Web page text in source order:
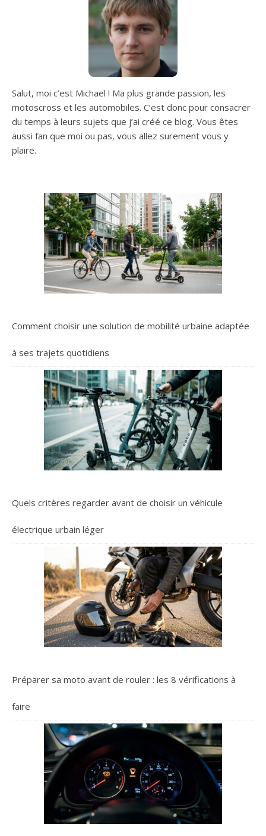
Salut, moi c’est Michael ! Ma plus grande passion, les
motoscross et les automobiles. C’est donc pour consacrer
du temps à leurs sujets que j’ai créé ce blog. Vous êtes
aussi fan que moi ou pas, vous allez surement vous y
plaire.
Comment choisir une solution de mobilité urbaine adaptée
à ses trajets quotidiens
Quels critères regarder avant de choisir un véhicule
électrique urbain léger
Préparer sa moto avant de rouler : les 8 vérifications à
faire